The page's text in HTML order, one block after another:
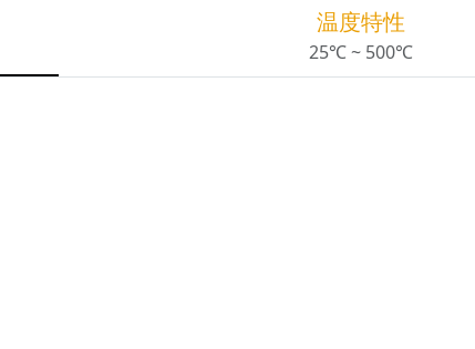
温度特性
25℃ ~ 500℃